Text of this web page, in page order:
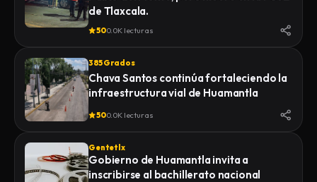
de Tlaxcala.
500.0K lecturas
385 Grados
Chava Santos continúa fortaleciendo la
infraestructura vial de Huamantla
500.0K lecturas
Gentetlx
Gobierno de Huamantla invita a
inscribirse al bachillerato nacional